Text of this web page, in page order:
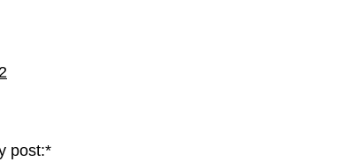
post:*